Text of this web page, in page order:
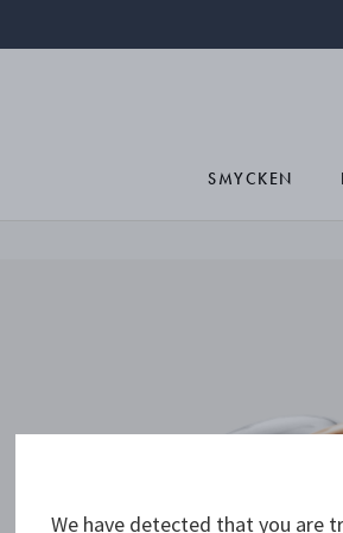
SMYCKEN
We have detected that you are